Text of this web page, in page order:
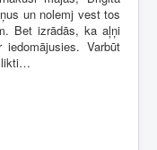
un nolemj vest tos
Bet izrādās, ka aļņi
Varbūt